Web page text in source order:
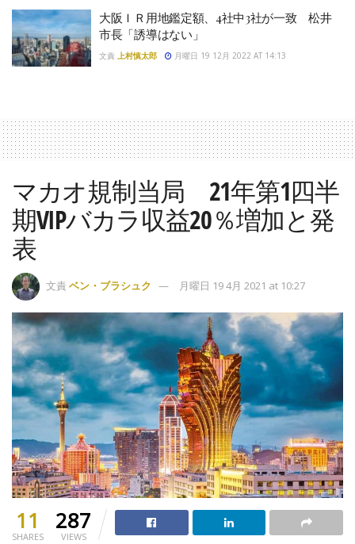
大阪ＩＲ用地鑑定額、4社中3社が一致 松井
市長「誘導はない」
文責 上村慎太郎 月曜日 19 12月 2022 AT 14:13
マカオ規制当局 21年第1四半
期VIPバカラ収益20％増加と発
表
文責 ベン・ブラシュク 月曜日 19 4月 2021 at 10:27
11
SHARES
287
VIEWS